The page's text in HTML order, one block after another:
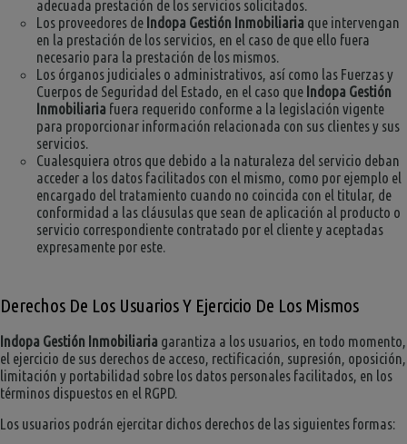
adecuada prestación de los servicios solicitados.
Los proveedores de Indopa Gestión Inmobiliaria que intervengan
en la prestación de los servicios, en el caso de que ello fuera
necesario para la prestación de los mismos.
Los órganos judiciales o administrativos, así como las Fuerzas y
Cuerpos de Seguridad del Estado, en el caso que Indopa Gestión
Inmobiliaria fuera requerido conforme a la legislación vigente
para proporcionar información relacionada con sus clientes y sus
servicios.
Cualesquiera otros que debido a la naturaleza del servicio deban
acceder a los datos facilitados con el mismo, como por ejemplo el
encargado del tratamiento cuando no coincida con el titular, de
conformidad a las cláusulas que sean de aplicación al producto o
servicio correspondiente contratado por el cliente y aceptadas
expresamente por este.
Derechos De Los Usuarios Y Ejercicio De Los Mismos
Indopa Gestión Inmobiliaria garantiza a los usuarios, en todo momento,
el ejercicio de sus derechos de acceso, rectificación, supresión, oposición,
limitación y portabilidad sobre los datos personales facilitados, en los
términos dispuestos en el RGPD.
Los usuarios podrán ejercitar dichos derechos de las siguientes formas: